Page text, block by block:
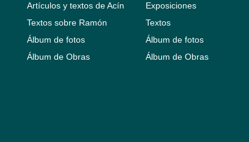
Artículos y textos de Acín
Textos sobre Ramón
Álbum de fotos
Álbum de Obras
Exposiciones
Textos
Álbum de fotos
Álbum de Obras